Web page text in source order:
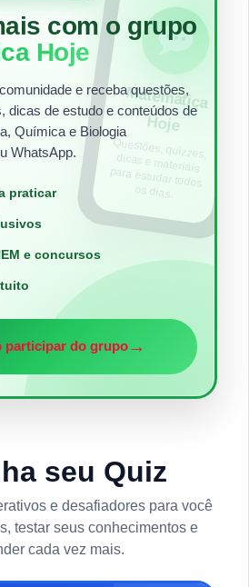
com o grupo
Hoje
e receba questões,
dicas de estudo e conteúdos de
Química e Biologia
WhatsApp.
praticar
e concursos
participar do grupo→
Matem
ática
Hoje
Questões, quizzes,
dicas e materiais
para estudar todos
os dias.
seu Quiz
e desafiadores para você
testar seus conhecimentos e
cada vez mais.